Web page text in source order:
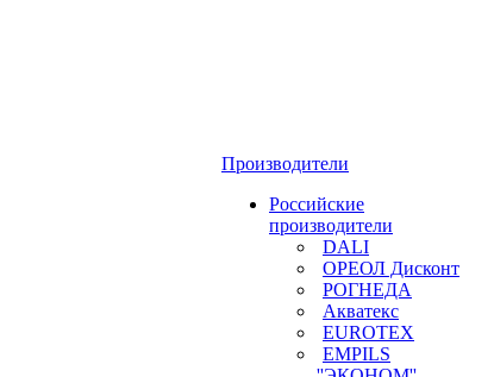
Производители
Российские
производители
DALI
ОРЕОЛ Дисконт
РОГНЕДА
Акватекс
EUROTEX
EMPILS